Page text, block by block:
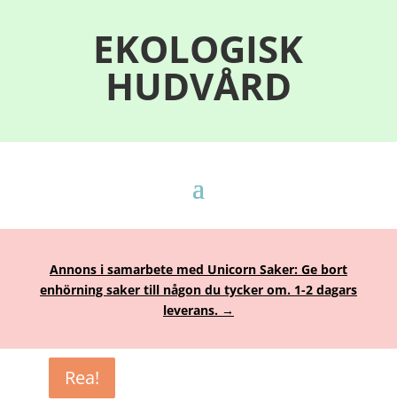
EKOLOGISK
HUDVÅRD
Annons i samarbete med Unicorn Saker: Ge bort
enhörning saker till någon du tycker om. 1-2 dagars
leverans. →
Rea!
Rea!
Rea!